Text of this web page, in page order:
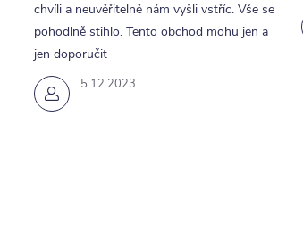
5.12.2023
chvíli a neuvěřitelně nám vyšli vstříc. Vše se
pohodlně stihlo. Tento obchod mohu jen a
jen doporučit